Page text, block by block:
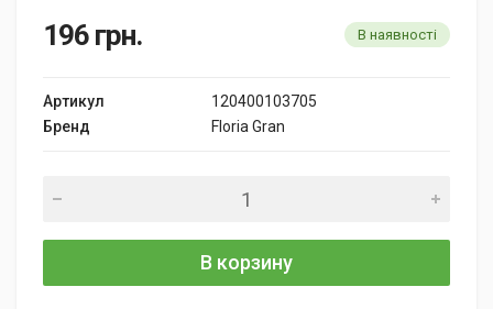
196 грн. В наявності
Артикул
120400103705
Бренд
Floria Gran
В корзину